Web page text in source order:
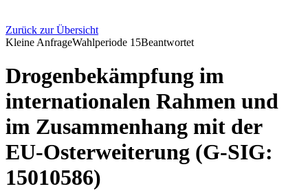
Zurück zur Übersicht
Kleine AnfrageWahlperiode 15Beantwortet
Drogenbekämpfung im
internationalen Rahmen und
im Zusammenhang mit der
EU-Osterweiterung (G-SIG:
15010586)